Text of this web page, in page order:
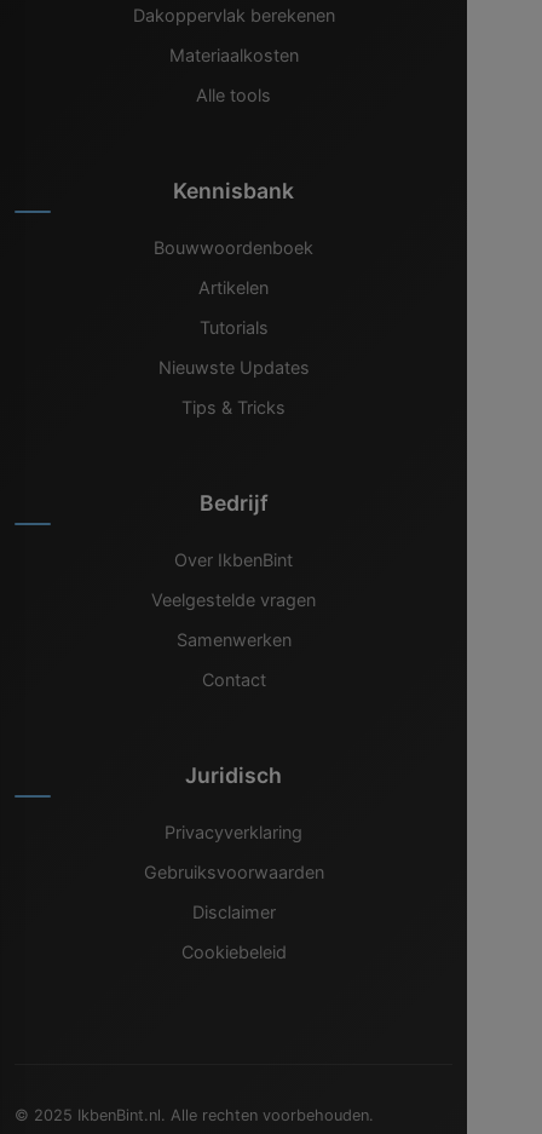
Dakoppervlak berekenen
Materiaalkosten
Alle tools
Kennisbank
Bouwwoordenboek
Artikelen
Tutorials
Nieuwste Updates
Tips & Tricks
Bedrijf
Over IkbenBint
Veelgestelde vragen
Samenwerken
Contact
Juridisch
Privacyverklaring
Gebruiksvoorwaarden
Disclaimer
Cookiebeleid
© 2025 IkbenBint.nl. Alle rechten voorbehouden.